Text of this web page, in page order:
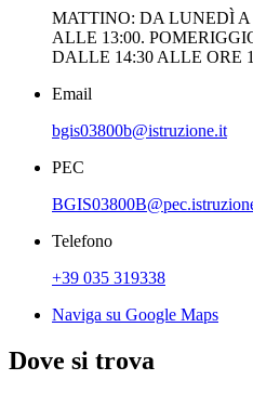
MATTINO: DA LUNEDÌ
ALLE 13:00.
DALLE 14:30 ALLE ORE
Email
bgis03800b@istruzione.it
PEC
Telefono
+39 035 319338
Naviga su Google Maps
Dove si trova